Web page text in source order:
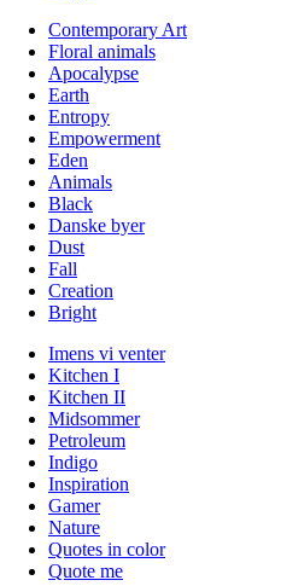
Contemporary Art
Floral animals
Apocalypse
Earth
Entropy
Empowerment
Eden
Animals
Black
Danske byer
Dust
Fall
Creation
Bright
Imens vi venter
Kitchen I
Kitchen II
Midsommer
Petroleum
Indigo
Inspiration
Gamer
Nature
Quotes in color
Quote me